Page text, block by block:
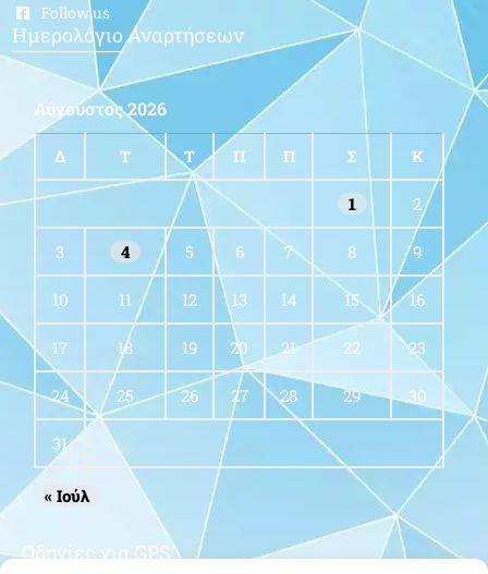
Follow us
Ημερολόγιο Αναρτήσεων
Αύγουστος 2026
Δ Τ Τ Π Π Σ Κ
1 2
3 4 5 6 7 8 9
10 11 12 13 14 15 16
17 18 19 20 21 22 23
24 25 26 27 28 29 30
31
« Ιούλ
Οδηγίες για GPS